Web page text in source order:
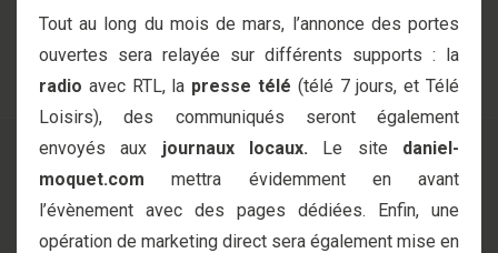
Tout au long du mois de mars, l’annonce des portes
ouvertes sera relayée sur différents supports : la
radio avec RTL, la presse télé (télé 7 jours, et Télé
Loisirs), des communiqués seront également
envoyés aux journaux locaux. Le site daniel-
moquet.com mettra évidemment en avant
l’évènement avec des pages dédiées. Enfin, une
opération de marketing direct sera également mise en